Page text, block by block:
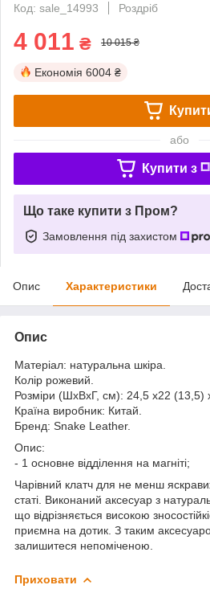
Код: sale_14993
Роздріб
4 011 ₴ 10 015 ₴
Економія 6004 ₴
або
Купити з
Що таке купити з Пром?
Замовлення під захистом
Опис Характеристики
Опис
Матеріал: натуральна шкіра.
Колір рожевий.
Розміри (ШхВхГ, см): 24,5 х22 (13,5)
Країна виробник: Китай.
Бренд: Snake Leather.
Опис:
- 1 основне відділення на магніті;
Чарівний клатч для не менш
статі. Виконаний аксесуар з
що відрізняється високою
приємна на дотик. З таким
залишитеся непоміченою.
Приховати